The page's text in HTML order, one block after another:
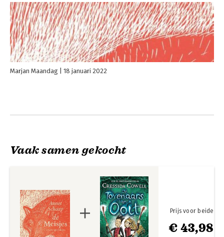
Marjan Maandag 18 januari 2022
Vaak samen gekocht
€ 43,98
Prijs voor beide